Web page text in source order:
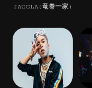
JAGGLA(竜巻一家)